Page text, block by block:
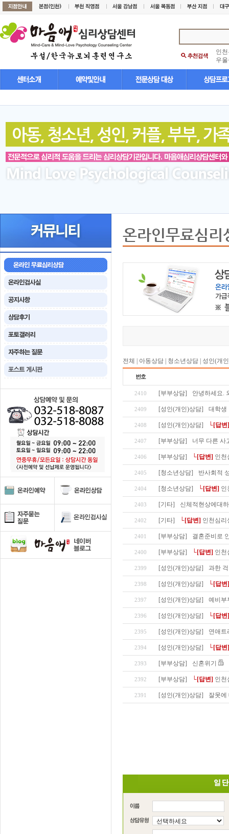
인
우
온라인무료심리
전체 아동상담 청소년상담 성인(개
2410 [부부상담] 안녕하세요.
2409 [성인(개인)상담] 대학생
2408 [성인(개인)상담] └[답변]
2407 [부부상담] 너무 다른 사
2406 [부부상담] └[답변] 인천
2405 [청소년상담] 반사회적
2404 [청소년상담] └[답변] 인
2403 [기타] 신체적현상에대
2402 [기타] └[답변] 인천심리
2401 [부부상담] 결혼준비로
2400 [부부상담] └[답변] 인천
2399 [성인(개인)상담] 과한
2398 [성인(개인)상담] └[답변]
2397 [성인(개인)상담] 예비부
2396 [성인(개인)상담] └[답변]
2395 [성인(개인)상담] 연애트
2394 [성인(개인)상담] └[답변]
2393 [부부상담] 신혼위기
2392 [부부상담] └[답변] 인천
2391 [성인(개인)상담] 잘못에